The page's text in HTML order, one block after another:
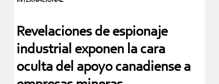
Revelaciones de espionaje
industrial exponen la cara
oculta del apoyo canadiense a